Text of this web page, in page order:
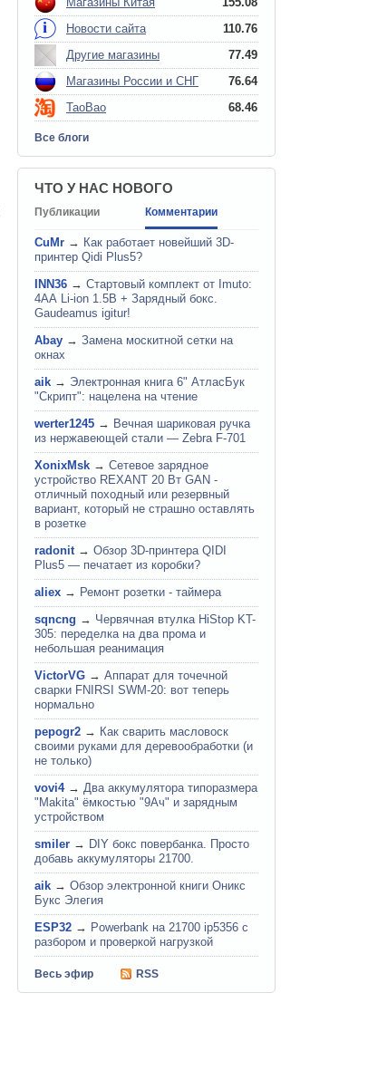
Новости сайта
110.76
Другие магазины
77.49
Магазины России и СНГ
76.64
TaoBao
68.46
Все блоги
ЧТО У НАС НОВОГО
Публикации Комментарии
CuMr → Как работает новейший 3D-
принтер Qidi Plus5?
INN36 → Стартовый комплект от Imuto:
4АА Li-ion 1.5В + Зарядный бокс.
Gaudeamus igitur!
Abay → Замена москитной сетки на
окнах
aik → Электронная книга 6" АтласБук
"Скрипт": нацелена на чтение
werter1245 → Вечная шариковая ручка
из нержавеющей стали — Zebra F-701
XonixMsk → Сетевое зарядное
устройство REXANT 20 Вт GAN -
отличный походный или резервный
вариант, который не страшно оставлять
в розетке
radonit → Обзор 3D-принтера QIDI
Plus5 — печатает из коробки?
aliex → Ремонт розетки - таймера
sqncng → Червячная втулка HiStop KT-
305: переделка на два прома и
небольшая реанимация
VictorVG → Аппарат для точечной
сварки FNIRSI SWM-20: вот теперь
нормально
pepogr2 → Как сварить масловоск
своими руками для деревообработки (и
не только)
vovi4 → Два аккумулятора типоразмера
"Makita" ёмкостью "9Ач" и зарядным
устройством
smiler → DIY бокс повербанка. Просто
добавь аккумуляторы 21700.
aik → Обзор электронной книги Оникс
Букс Элегия
ESP32 → Powerbank на 21700 ip5356 c
разбором и проверкой нагрузкой
Весь эфир RSS